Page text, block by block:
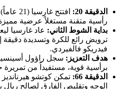
20:
افتتح غارسيا (21
متقنة مستغلاً عرضية مميزة من
الشوط الثاني:عاد غارسيا ليعزز
رائع للكرة وتسديدة دقيقة إثر
فالفيردي.
التعزيز: سجل راؤول أسينسيو الهدف
قوية، مستفيداً من تمريرة حاسمة
66:
تمكن كوتشو هيرنانديز من
وتقليص الفارق لصالح ريال بيتيس.